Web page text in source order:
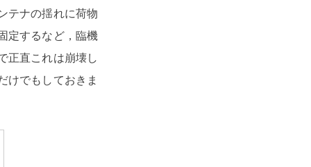
テナの揺れに荷物
定するなど，臨機
正直これは崩壊し
けでもしておきま